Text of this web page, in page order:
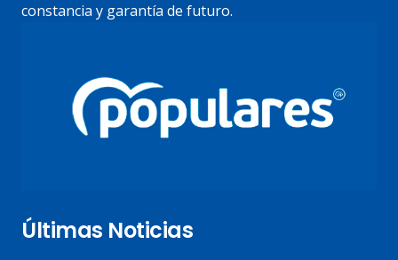
constancia y garantía de futuro.
Últimas Noticias